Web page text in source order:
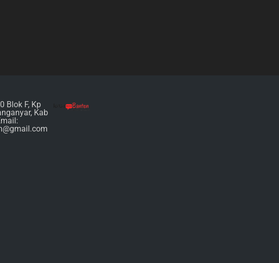
Blok F, Kp
Kab